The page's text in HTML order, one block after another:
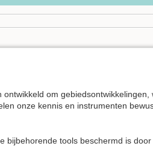
om
onze kennis en instrumenten
bijbehorende tools beschermd is